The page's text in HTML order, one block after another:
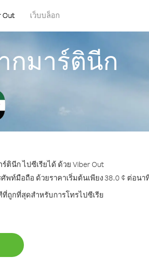
Out เว็บบล็อก
กมาร์ตินีก
นีก ไปซีเรียได้ ด้วย Viber Out
ท์มือถือ ด้วยราคาเริ่มต้นเพียง 38.0 ¢ ต่อนา
ถูกที่สุดสำหรับการโทรไปซีเรีย